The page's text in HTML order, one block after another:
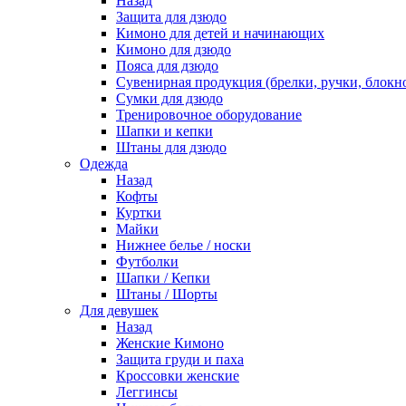
Защита для дзюдо
Кимоно для детей и начинающих
Кимоно для дзюдо
Пояса для дзюдо
Сувенирная продукция (брелки, ручки,
Сумки для дзюдо
Тренировочное оборудование
Шапки и кепки
Штаны для дзюдо
Одежда
Назад
Кофты
Куртки
Майки
Нижнее белье / носки
Футболки
Шапки / Кепки
Штаны / Шорты
Для девушек
Назад
Женские Кимоно
Защита груди и паха
Кроссовки женские
Леггинсы